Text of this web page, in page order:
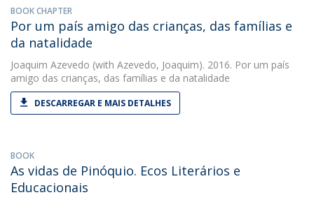
BOOK CHAPTER
Por um país amigo das crianças, das famílias e
da natalidade
Joaquim Azevedo (with Azevedo, Joaquim). 2016. Por um país
amigo das crianças, das famílias e da natalidade
DESCARREGAR E MAIS DETALHES
BOOK
As vidas de Pinóquio. Ecos Literários e
Educacionais